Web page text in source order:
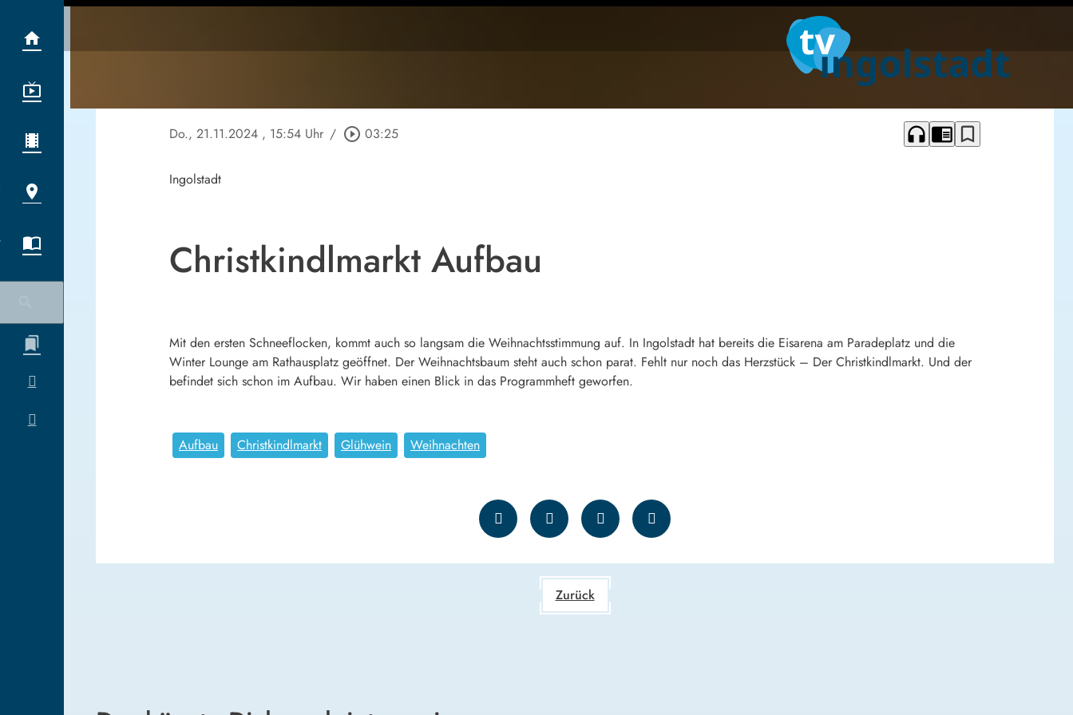
Do., 21.11.2024 , 15:54 Uhr / play_circle_outline 03:25 headphones chrome_reader_mode bookmark_border
Ingolstadt
Christkindlmarkt Aufbau
Mit den ersten Schneeflocken, kommt auch so langsam die Weihnachtsstimmung auf. In Ingolstadt hat bereits die Eisarena am Paradeplatz und die
Winter Lounge am Rathausplatz geöffnet. Der Weihnachtsbaum steht auch schon parat. Fehlt nur noch das Herzstück – Der Christkindlmarkt. Und der
befindet sich schon im Aufbau. Wir haben einen Blick in das Programmheft geworfen.
Aufbau Christkindlmarkt Glühwein Weihnachten
Zurück